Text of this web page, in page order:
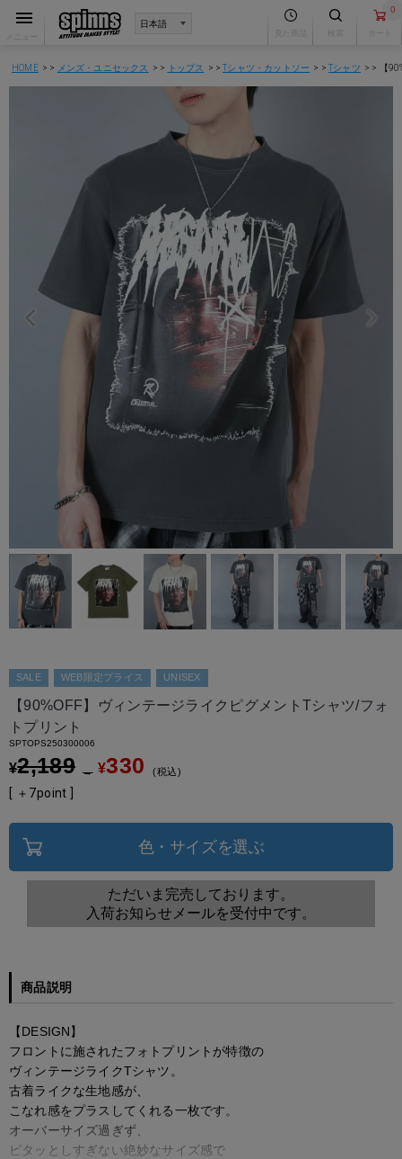
0
HOME メンズ・ユニセックス トップス Tシャツ・カットソー Tシャツ 【
SALE WEB限定プライス UNISEX
【90%OFF】ヴィンテージライクピグメントTシャツ/フォ
トプリント
SPTOPS250300006
¥2,189 → ¥330 税込
[ ＋ 7point ]
色・サイズを選ぶ
ただいま完売しております。
入荷お知らせメールを受付中です。
商品説明
【DESIGN】
フロントに施されたフォトプリントが特徴の
ヴィンテージライクTシャツ。
古着ライクな生地感が、
こなれ感をプラスしてくれる一枚です。
オーバーサイズ過ぎず、
ピタッとしすぎない絶妙なサイズ感で